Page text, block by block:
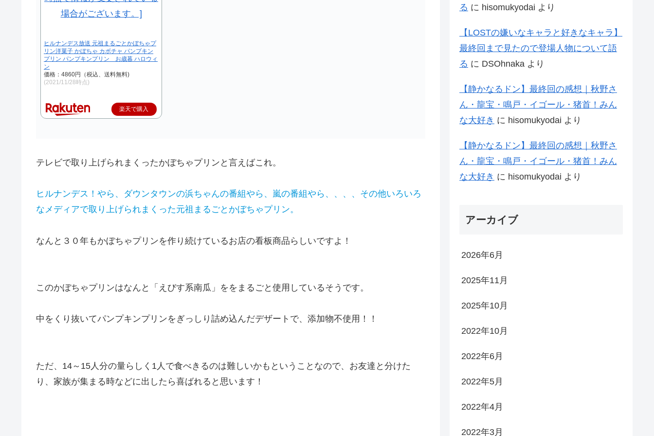
ヒルナンデス放送 元祖まるごとかぼちゃプ
リン洋菓子 かぼちゃ カボチャ パンプキン
プリン パンプキンプリン お歳暮 ハロウィ
ン
価格：4860円（税込、送料無料)
(2021/11/28時点)
楽天で購入
テレビで取り上げられまくったかぼちゃプリンと言えばこれ。
ヒルナンデス！やら、ダウンタウンの浜ちゃんの番組やら、嵐の番組やら、、、、その他いろいろ
なメディアで取り上げられまくった元祖まるごとかぼちゃプリン。
なんと３０年もかぼちゃプリンを作り続けているお店の看板商品らしいですよ！
このかぼちゃプリンはなんと「えびす系南瓜」ををまるごと使用しているそうです。
中をくり抜いてパンプキンプリンをぎっしり詰め込んだデザートで、添加物不使用！！
ただ、14～15人分の量らしく1人で食べきるのは難しいかもということなので、お友達と分けた
り、家族が集まる時などに出したら喜ばれると思います！
る に hisomukyodai より
【LOSTの嫌いなキャラと好きなキャラ】
最終回まで見たので登場人物について語
る に DSOhnaka より
【静かなるドン】最終回の感想｜秋野さ
ん・龍宝・鳴戸・イゴール・猪首！みん
な大好き に hisomukyodai より
【静かなるドン】最終回の感想｜秋野さ
ん・龍宝・鳴戸・イゴール・猪首！みん
な大好き に hisomukyodai より
アーカイブ
2026年6月
2025年11月
2025年10月
2022年10月
2022年6月
2022年5月
2022年4月
2022年3月